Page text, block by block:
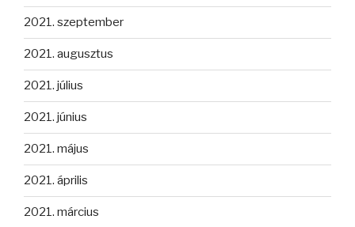
2021. szeptember
2021. augusztus
2021. július
2021. június
2021. május
2021. április
2021. március